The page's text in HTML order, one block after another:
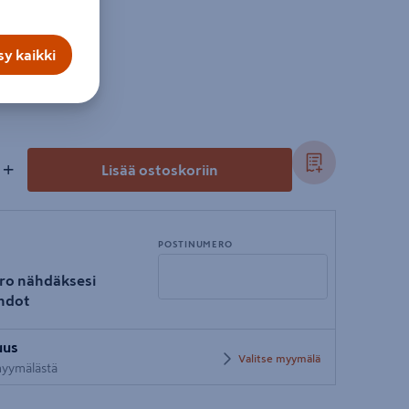
+ Lisää ostoskoriin
nähdäksesi
POSTINUMERO
postinumero
Valitse myymälä
kaikki